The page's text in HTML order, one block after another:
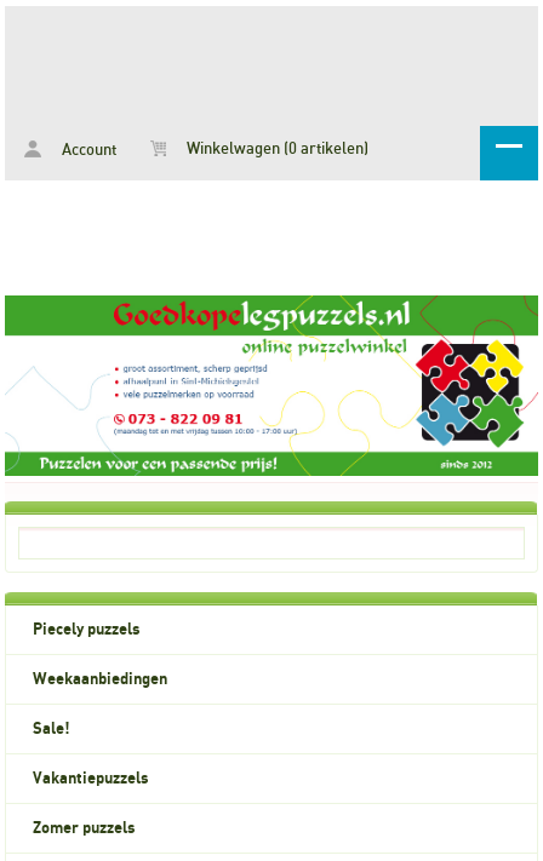
Account Winkelwagen (0 artikelen)
Piecely puzzels
Weekaanbiedingen
Sale!
Vakantiepuzzels
Zomer puzzels